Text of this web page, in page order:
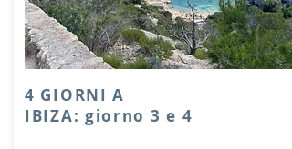
4 GIORNI A
IBIZA: giorno 3 e 4